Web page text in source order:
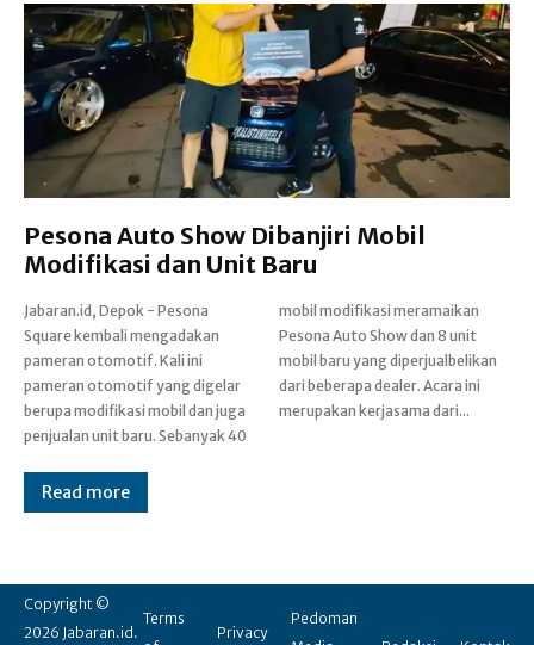
Pesona Auto Show Dibanjiri Mobil
Modifikasi dan Unit Baru
Jabaran.id, Depok - Pesona
Square kembali mengadakan
pameran otomotif. Kali ini
pameran otomotif yang digelar
berupa modifikasi mobil dan juga
penjualan unit baru. Sebanyak 40
mobil modifikasi meramaikan
Pesona Auto Show dan 8 unit
mobil baru yang diperjualbelikan
dari beberapa dealer. Acara ini
merupakan kerjasama dari...
Read more
Copyright ©
2026 Jabaran.id.
Terms
Privacy
Pedoman